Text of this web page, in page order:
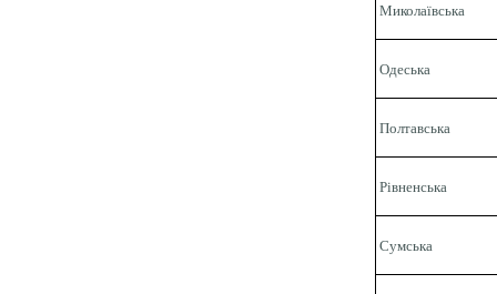
Миколаївська
Одеська
Полтавська
Рівненська
Сумська